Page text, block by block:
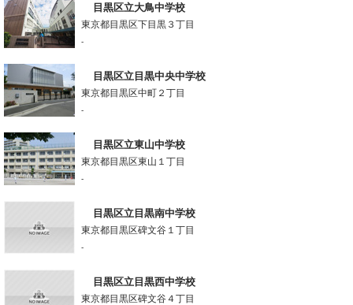
目黒区立大鳥中学校
東京都目黒区下目黒３丁目
-
目黒区立目黒中央中学校
東京都目黒区中町２丁目
-
目黒区立東山中学校
東京都目黒区東山１丁目
-
目黒区立目黒南中学校
東京都目黒区碑文谷１丁目
-
目黒区立目黒西中学校
東京都目黒区碑文谷４丁目